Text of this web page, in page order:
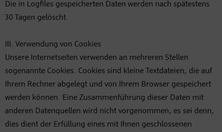
Die in Logfiles gespeicherten Daten werden nach spätestens
30 Tagen gelöscht.
III. Verwendung von Cookies
Unsere Internetseiten verwenden an mehreren Stellen
sogenannte Cookies. Cookies sind kleine Textdateien, die auf
Ihrem Rechner abgelegt und von Ihrem Browser gespeichert
werden können. Eine Zusammenführung dieser Daten mit
anderen Datenquellen wird nicht vorgenommen, es sei denn,
dies dient der Erfüllung eines mit Ihnen geschlossenen